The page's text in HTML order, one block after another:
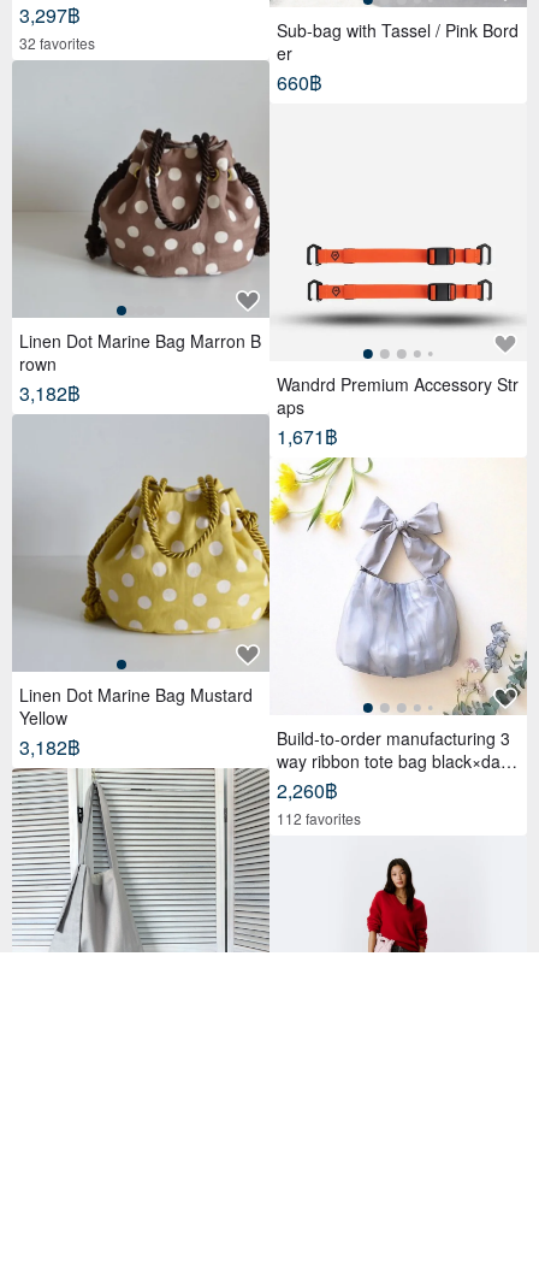
3,297฿
32 favorites
Linen Dot Marine Bag Marron B
rown
3,182฿
Linen Dot Marine Bag Mustard
Yellow
3,182฿
Sub-bag with Tassel / Pink Bord
er
660฿
Wandrd Premium Accessory Str
aps
1,671฿
Build-to-order manufacturing 3
way ribbon tote bag black×dark
gray
2,260฿
112 favorites